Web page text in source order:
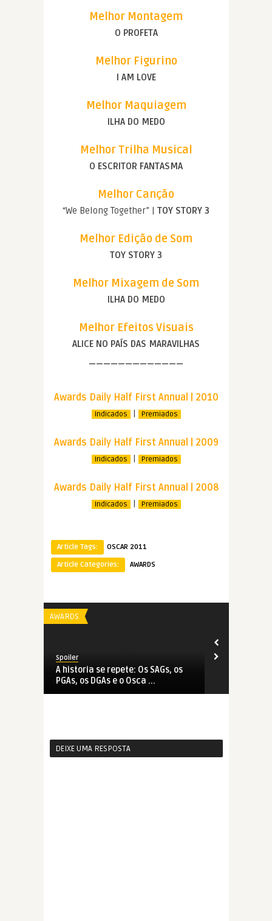
Melhor Montagem
O PROFETA
Melhor Figurino
I AM LOVE
Melhor Maquiagem
ILHA DO MEDO
Melhor Trilha Musical
O ESCRITOR FANTASMA
Melhor Canção
“We Belong Together” | TOY STORY 3
Melhor Edição de Som
TOY STORY 3
Melhor Mixagem de Som
ILHA DO MEDO
Melhor Efeitos Visuais
ALICE NO PAÍS DAS MARAVILHAS
—————————————
Awards Daily Half First Annual | 2010
Indicados | Premiados
Awards Daily Half First Annual | 2009
Indicados | Premiados
Awards Daily Half First Annual | 2008
Indicados | Premiados
Article Tags:
OSCAR 2011
Article Categories:
AWARDS
AWARDS
Spoiler
A historia se repete: Os SAGs, os
PGAs, os DGAs e o Osca ...
DEIXE UMA RESPOSTA